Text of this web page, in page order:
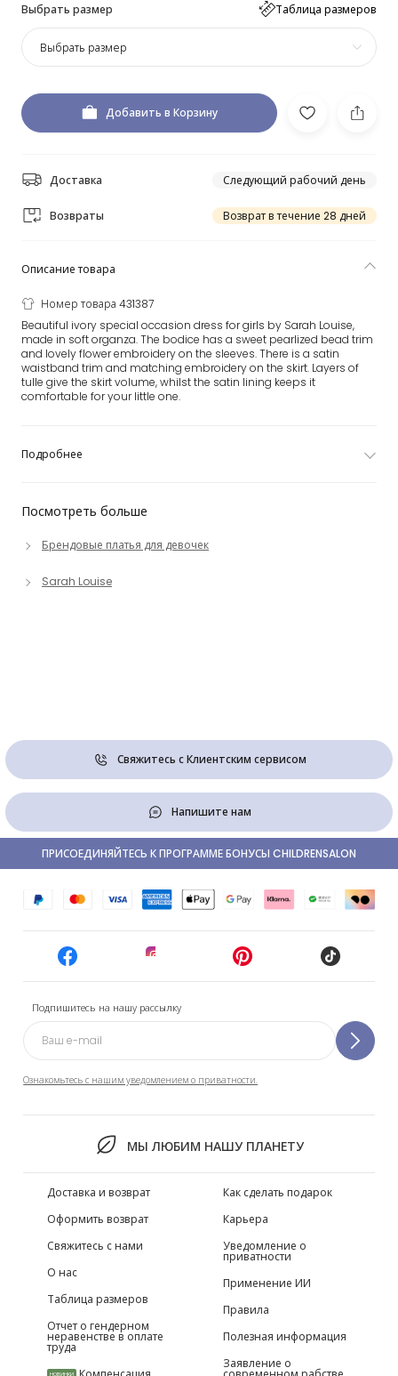
Выбрать размер Таблица размеров
Выбрать размер
Добавить в Корзину
Доставка Следующий рабочий день
Возвраты Возврат в течение 28 дней
Посмотреть больше
Брендовые платья для девочек
Sarah Louise
Описание товара
Номер товара 431387
Beautiful ivory special occasion dress for girls by Sarah Louise,
made in soft organza. The bodice has a sweet pearlized bead trim
and lovely flower embroidery on the sleeves. There is a satin
waistband trim and matching embroidery on the skirt. Layers of
tulle give the skirt volume, whilst the satin lining keeps it
comfortable for your little one.
Подробнее
Свяжитесь с Клиентским сервисом
Напишите нам
Подпишитесь на нашу рассылку
Ознакомьтесь с нашим уведомлением о приватности.
МЫ ЛЮБИМ НАШУ ПЛАНЕТУ
ПРИСОЕДИНЯЙТЕСЬ К ПРОГРАММЕ БОНУСЫ CHILDRENSALON
Доставка и возврат
Оформить возврат
Свяжитесь с нами
О нас
Таблица размеров
Отчет о гендерном
неравенстве в оплате
труда
НОВИНКИ
Как сделать подарок
Карьера
Уведомление о
приватности
Применение ИИ
Правила
Полезная информация
Заявление о